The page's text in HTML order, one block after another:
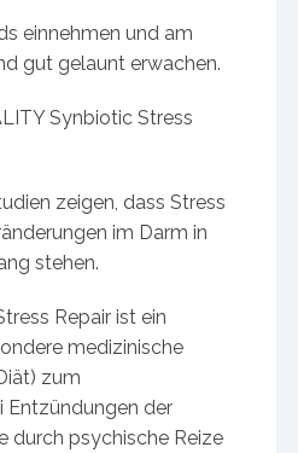
einnehmen und am
gut gelaunt erwachen.
Synbiotic Stress
zeigen, dass Stress
im Darm in
stehen.
Repair ist ein
medizinische
zum
Entzündungen der
durch psychische Reize